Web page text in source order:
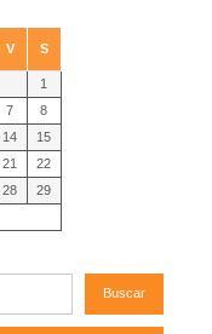
V S
1
7
8
14
15
21
22
28
29
Buscar